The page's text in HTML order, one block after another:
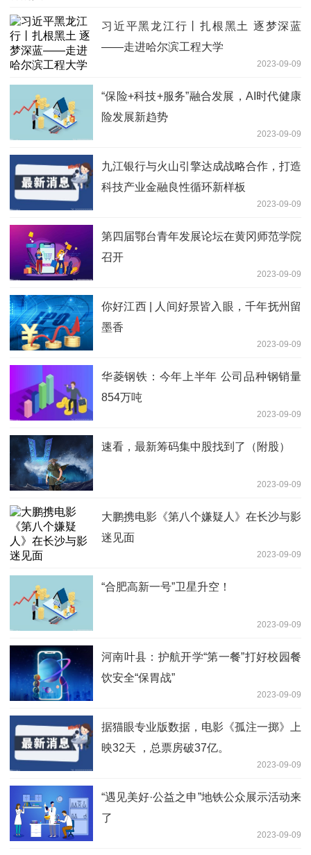
习近平黑龙江行丨扎根黑土 逐梦深蓝
——走进哈尔滨工程大学
2023-09-09
“保险+科技+服务”融合发展，AI时代健康
险发展新趋势
2023-09-09
九江银行与火山引擎达成战略合作，打造
科技产业金融良性循环新样板
2023-09-09
第四届鄂台青年发展论坛在黄冈师范学院
召开
2023-09-09
你好江西 | 人间好景皆入眼，千年抚州留
墨香
2023-09-09
华菱钢铁：今年上半年 公司品种钢销量
854万吨
2023-09-09
速看，最新筹码集中股找到了（附股）
2023-09-09
大鹏携电影《第八个嫌疑人》在长沙与影
迷见面
2023-09-09
“合肥高新一号”卫星升空！
2023-09-09
河南叶县：护航开学“第一餐”打好校园餐
饮安全“保胃战”
2023-09-09
据猫眼专业版数据，电影《孤注一掷》上
映32天 ，总票房破37亿。
2023-09-09
“遇见美好·公益之申”地铁公众展示活动来
了
2023-09-09